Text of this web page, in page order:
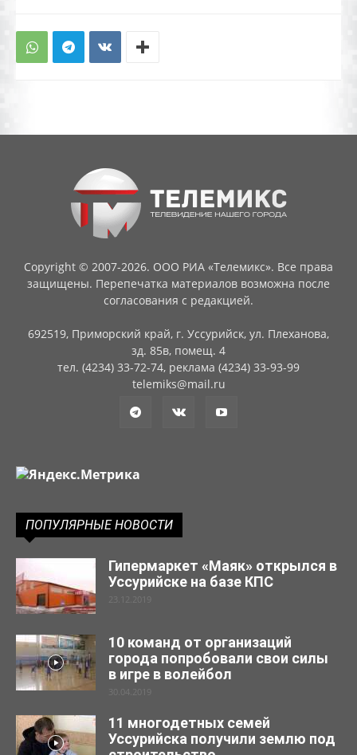
Copyright © 2007-2026. ООО РИА «Телемикс». Все права
защищены. Перепечатка материалов возможна после
согласования с редакцией.
692519, Приморский край, г. Уссурийск, ул. Плеханова,
зд. 85в, помещ. 4
тел. (4234) 33-72-74, реклама (4234) 33-93-99
telemiks@mail.ru
ПОПУЛЯРНЫЕ НОВОСТИ
Гипермаркет «Маяк» открылся в
Уссурийске на базе КПС
23.12.2019
10 команд от организаций
города попробовали свои силы
в игре в волейбол
30.04.2019
11 многодетных семей
Уссурийска получили землю под